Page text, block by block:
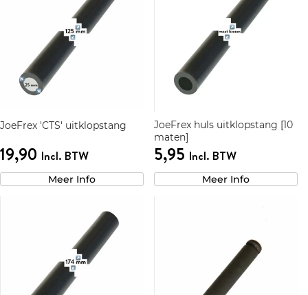
JoeFrex 'CTS' uitklopstang
19,90 Incl. BTW
Meer Info
JoeFrex huls uitklopstang [10
maten]
5,95 Incl. BTW
Meer Info